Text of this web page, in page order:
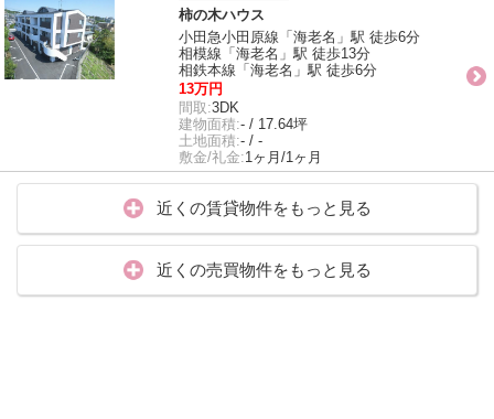
柿の木ハウス
小田急小田原線「海老名」駅 徒歩6分
相模線「海老名」駅 徒歩13分
相鉄本線「海老名」駅 徒歩6分
13万円
間取:3DK
建物面積:- / 17.64坪
土地面積:- / -
敷金/礼金:1ヶ月/1ヶ月
近くの賃貸物件をもっと見る
近くの売買物件をもっと見る